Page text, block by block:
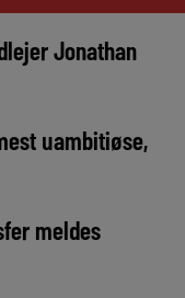
Jonathan
uambitiøse,
meldes